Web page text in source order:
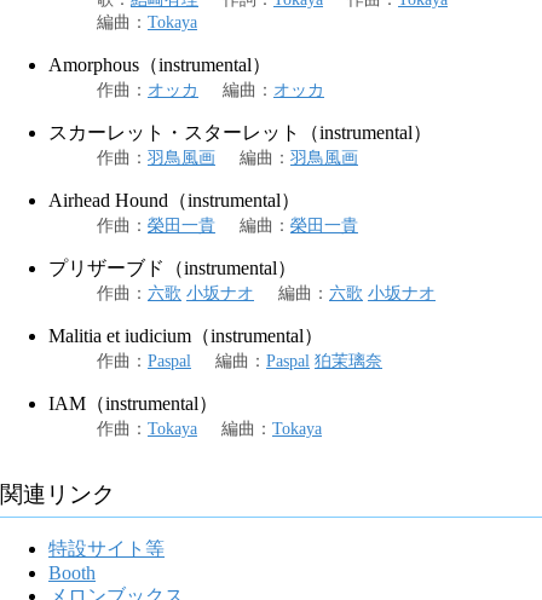
編曲 ： Tokaya
Amorphous（instrumental）
作曲 ： オッカ 編曲 ： オッカ
スカーレット・スターレット（instrumental）
作曲 ： 羽鳥風画 編曲 ： 羽鳥風画
Airhead Hound（instrumental）
作曲 ： 榮田一貴 編曲 ： 榮田一貴
プリザーブド（instrumental）
作曲 ： 六歌 小坂ナオ 編曲 ： 六歌 小坂ナオ
Malitia et iudicium（instrumental）
作曲 ： Paspal 編曲 ： Paspal 狛茉璃奈
IAM（instrumental）
作曲 ： Tokaya 編曲 ： Tokaya
関連リンク
特設サイト等
Booth
メロンブックス